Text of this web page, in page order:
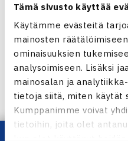
Tämä sivusto käyttää
Käytämme evästeitä
mainosten
ominaisuuksien
analysoimiseen. Lisäksi
mainosalan ja
tietoja siitä, miten käytät
Kumppanimme voivat
tietoihin, joita olet
VT:n 3-1 ja tarrasi
joukkue voitti lauantaina
Ettan pelasivat tasan 2-2.
Sisäpelikauden 2010/11
siis KarTe ja TCT:
Miesten liigakarsintojen